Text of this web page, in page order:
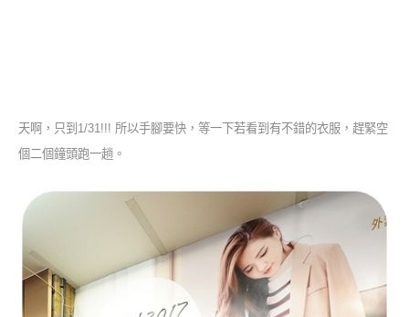
天啊，只到1/31!!! 所以手腳要快，等一下若看到有不錯的衣服，趕緊空
個二個鐘頭跑一趟。